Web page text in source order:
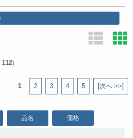
112)
1 2 3 4 5 [次へ >>]
品名 価格